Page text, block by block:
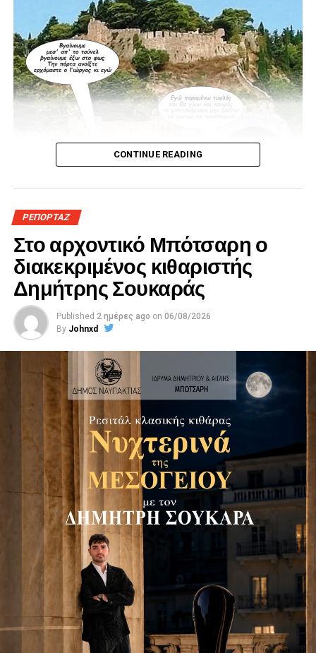
CONTINUE READING
ΡΕΠΟΡΤΑΖ
Στο αρχοντικό Μπότσαρη ο
διακεκριμένος κιθαριστής
Δημήτρης Σουκαράς
Published 2 ημέρες ago on 06/08/2026
By Johnxd